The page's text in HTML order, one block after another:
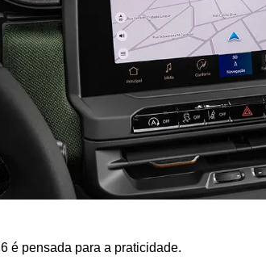
é pensada para a praticidade.